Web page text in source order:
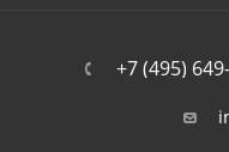
+7 (495)